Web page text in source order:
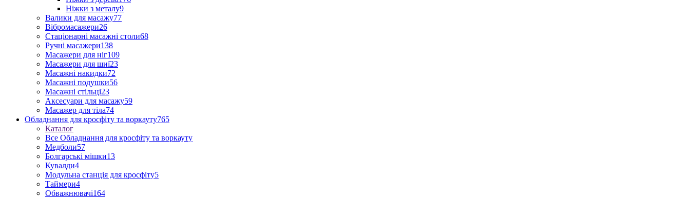
Ніжки з металу9
Валики для масажу77
Вібромасажери26
Стаціонарні масажні столи68
Ручні масажери138
Масажери для ніг109
Масажери для шиї23
Масажні накидки72
Масажні подушки56
Масажні стільці23
Аксесуари для масажу59
Масажер для тіла74
Обладнання для кросфіту та воркауту765
Каталог
Все Обладнання для кросфіту та воркауту
Медболи57
Болгарські мішки13
Кувалди4
Модульна станція для кросфіту5
Таймери4
Обважнювачі164